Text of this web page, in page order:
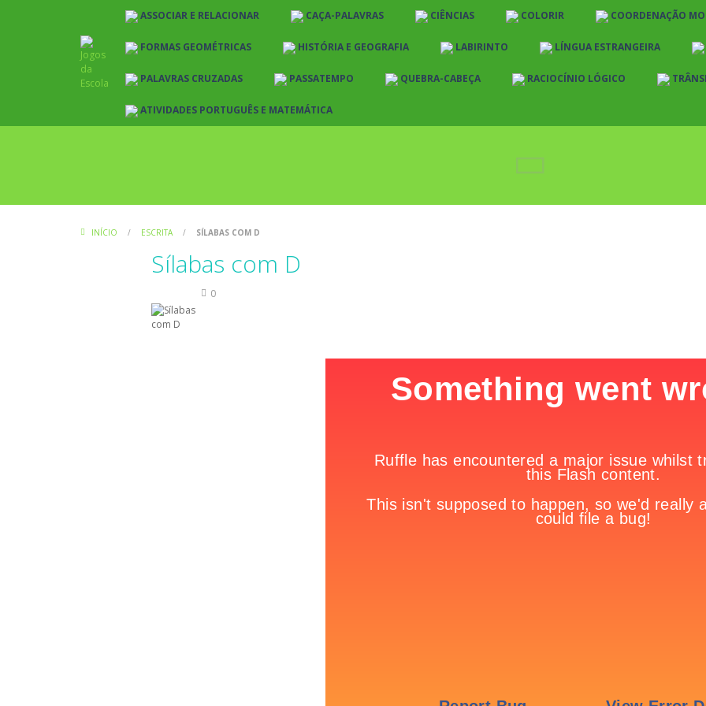
ASSOCIAR E RELACIONAR CAÇA-PALAVRAS CIÊNCIAS COLORIR COORDENAÇÃO
FORMAS GEOMÉTRICAS HISTÓRIA E GEOGRAFIA LABIRINTO LÍNGUA ESTRANGEIRA
PALAVRAS CRUZADAS PASSATEMPO QUEBRA-CABEÇA RACIOCÍNIO LÓGICO
ATIVIDADES PORTUGUÊS E MATEMÁTICA
INÍCIO / ESCRITA / SÍLABAS COM D
Sílabas com D
0